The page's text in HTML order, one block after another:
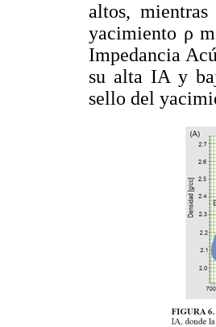
altos,
yacimiento ρ
Impedancia
su alta IA y
sello del